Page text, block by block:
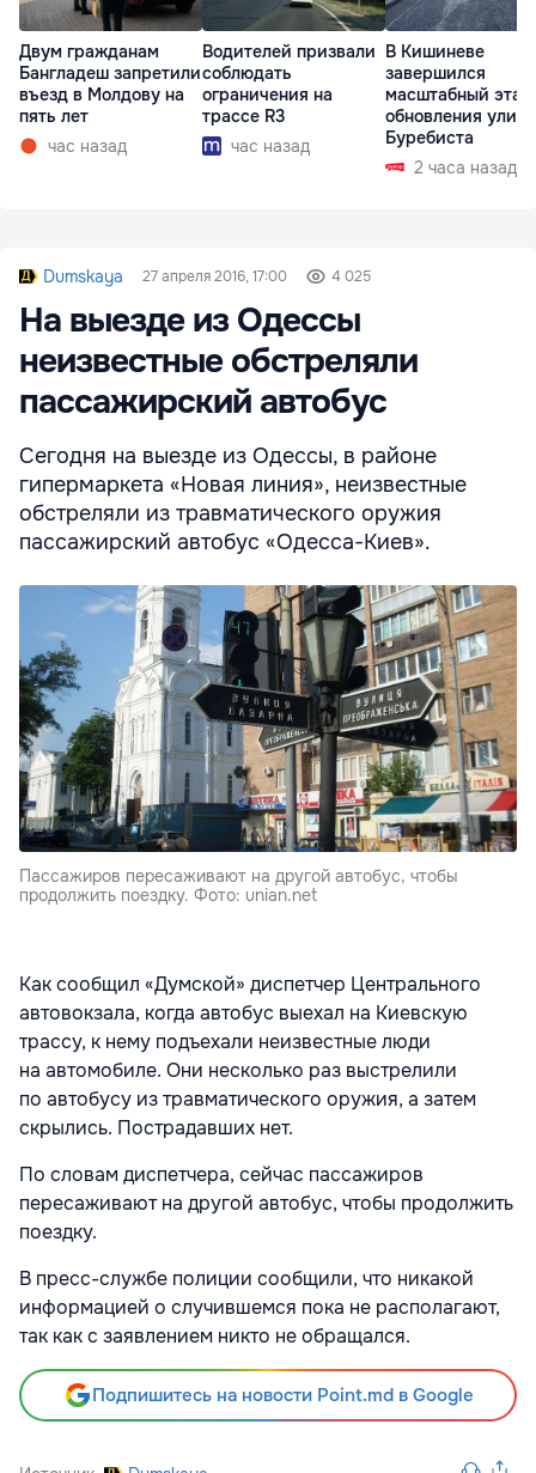
Двум гражданам
Бангладеш запретили
въезд в Молдову на
пять лет
час назад
Водителей призвали
соблюдать
ограничения на
трассе R3
час назад
В Кишиневе
завершился
масштабный этап
обновления
Буребиста
2 часа назад
Dumskaya 27 апреля 2016, 17:00 4 025
На выезде из Одессы
неизвестные обстреляли
пассажирский автобус
Сегодня на выезде из Одессы, в районе
гипермаркета «Новая линия», неизвестные
обстреляли из травматического оружия
пассажирский автобус «Одесса-Киев».
Пассажиров пересаживают на другой автобус, чтобы
продолжить поездку. Фото: unian.net
Как сообщил «Думской» диспетчер Центрального
автовокзала, когда автобус выехал на Киевскую
трассу, к нему подъехали неизвестные люди
на автомобиле. Они несколько раз выстрелили
по автобусу из травматического оружия, а затем
скрылись. Пострадавших нет.
По словам диспетчера, сейчас пассажиров
пересаживают на другой автобус, чтобы продолжить
поездку.
В пресс-службе полиции сообщили, что никакой
информацией о случившемся пока не располагают,
так как с заявлением никто не обращался.
Подпишитесь на новости Point.md в Google